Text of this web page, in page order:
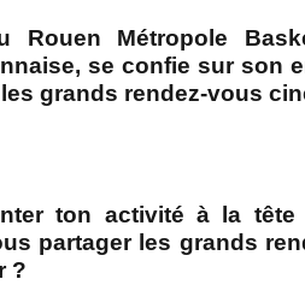
Rouen Métropole
se confie sur
grands rendez-vous
ton activité à la tête
partager les grands
?